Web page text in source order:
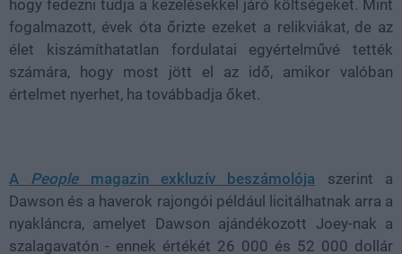
hogy fedezni tudja a kezelésekkel járó költségeket. Mint
fogalmazott, évek óta őrizte ezeket a relikviákat, de az
élet kiszámíthatatlan fordulatai egyértelművé tették
számára, hogy most jött el az idő, amikor valóban
értelmet nyerhet, ha továbbadja őket.
A Peoplemagazin exkluzív beszámolója szerint a
Dawson és a haverok rajongói például licitálhatnak arra a
nyakláncra, amelyet Dawson ajándékozott Joey-nak a
szalagavatón - ennek értékét 26 000 és 52 000 dollár